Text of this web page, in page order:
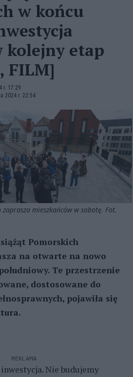
w końcu
kolejny etap
FILM]
r. 17:29
2024 r. 22:54
mieszkańców w sobotę. Fot.
Pomorskich
na otwarte na nowo
Te przestrzenie
dostosowane do
pojawiła się
REKLAMA
Nie budujemy